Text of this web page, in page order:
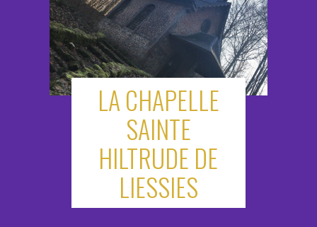
LA CHAPELLE
SAINTE
HILTRUDE DE
LIESSIES